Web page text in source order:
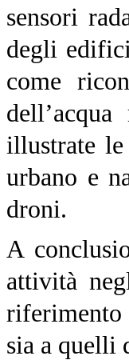
sensori
degli
come
illustrate le
urbano e
droni.
A
attività
riferimento
sia a quelli